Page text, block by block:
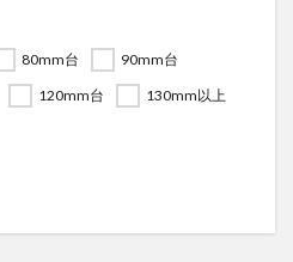
80mm台
90mm台
120mm台 130mm以上